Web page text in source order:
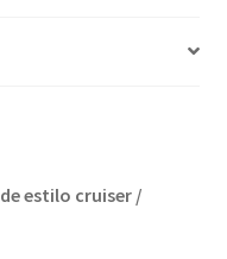
estilo cruiser /